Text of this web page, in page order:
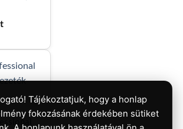
Tájékoztatjuk, hogy a honlap
fokozásának érdekében sütiket